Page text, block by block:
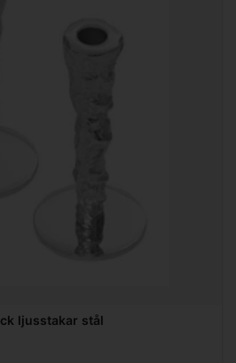
ljusstakar stål